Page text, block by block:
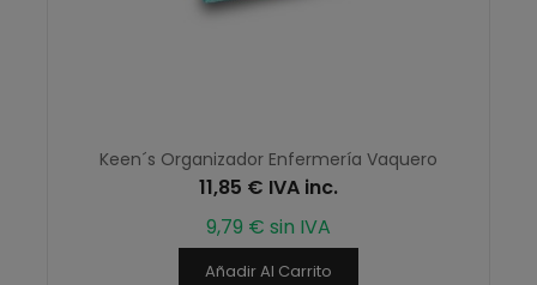
Keen´s Organizador Enfermería Vaquero
11,85 € IVA inc.
9,79 € sin IVA
Añadir Al Carrito